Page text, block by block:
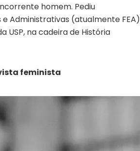
homem. Pediu
Administrativas (atualmente FEA)
USP, na cadeira de História
feminista